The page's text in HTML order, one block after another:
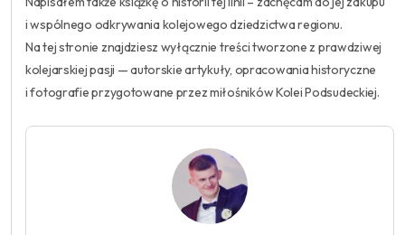
i wspólnego odkrywania kolejowego dziedzictwa regionu.
Na tej stronie znajdziesz wyłącznie treści tworzone z prawdziwej
kolejarskiej pasji — autorskie artykuły, opracowania historyczne
i fotografie przygotowane przez miłośników Kolei Podsudeckiej.